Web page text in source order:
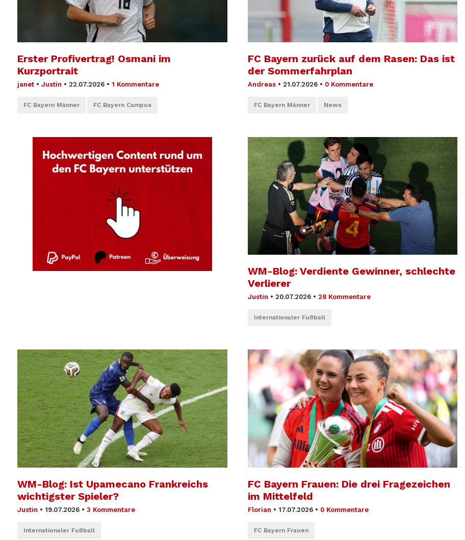
Erster Profivertrag! Osmani im
Kurzportrait
janet • Justin • 22.07.2026 • 1 Kommentare
FC Bayern Männer FC Bayern Campus
FC Bayern zurück auf dem Rasen: Das ist
der Sommerfahrplan
Andreas • 21.07.2026 • 0 Kommentare
FC Bayern Männer News
WM-Blog: Verdiente Gewinner, schlechte
Verlierer
Justin • 20.07.2026 • 28 Kommentare
Internationaler Fußball
WM-Blog: Ist Upamecano Frankreichs
wichtigster Spieler?
Justin • 19.07.2026 • 3 Kommentare
Internationaler Fußball
FC Bayern Frauen: Die drei Fragezeichen
im Mittelfeld
Florian • 17.07.2026 • 0 Kommentare
FC Bayern Frauen